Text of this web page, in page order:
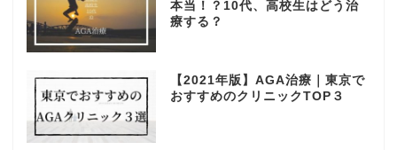
本当！？10代、高校生はどう治
療する？
【2021年版】AGA治療｜東京で
おすすめのクリニックTOP３